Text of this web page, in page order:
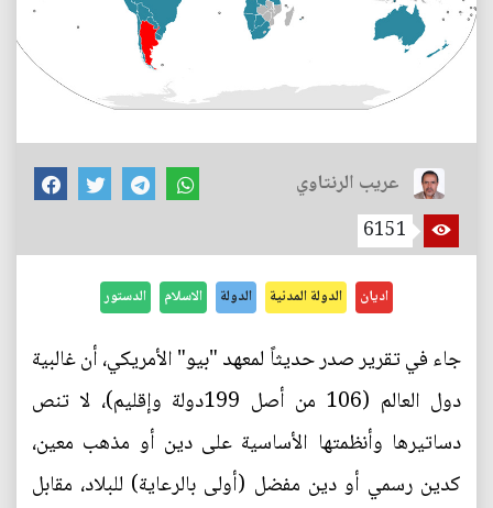
عريب الرنتاوي
6151
اديان الدولة المدنية الدولة الاسلام الدستور
جاء في تقرير صدر حديثاً لمعهد "بيو" الأمريكي، أن غالبية
دول العالم (106 من أصل 199دولة وإقليم)، لا تنص
دساتيرها وأنظمتها الأساسية على دين أو مذهب معين،
كدين رسمي أو دين مفضل (أولى بالرعاية) للبلاد، مقابل